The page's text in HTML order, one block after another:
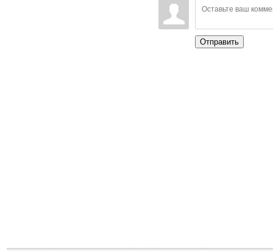
Отправить